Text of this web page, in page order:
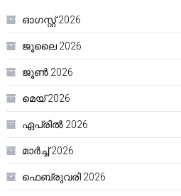
ഓഗസ്റ്റ്‌ 2026
ജൂലൈ 2026
ജൂൺ 2026
മെയ്‌ 2026
ഏപ്രിൽ 2026
മാർച്ച്‌ 2026
ഫെബ്രുവരി 2026